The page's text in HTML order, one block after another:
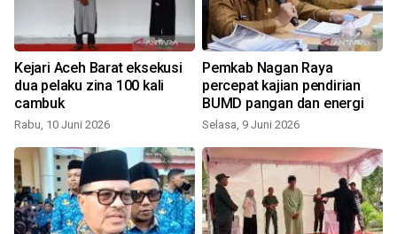
Kejari Aceh Barat eksekusi
dua pelaku zina 100 kali
cambuk
Rabu, 10 Juni 2026
Pemkab Nagan Raya
percepat kajian pendirian
BUMD pangan dan energi
Selasa, 9 Juni 2026